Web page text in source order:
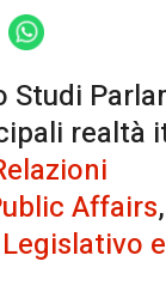
Studi
realtà
Affairs,
e